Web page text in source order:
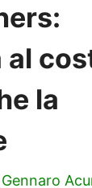
al
la
Gennaro